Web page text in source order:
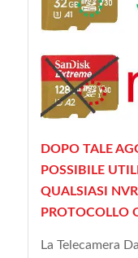
DOPO TALE
POSSIBILE
QUALSIASI
PROTOCOLLO
La Telecamera